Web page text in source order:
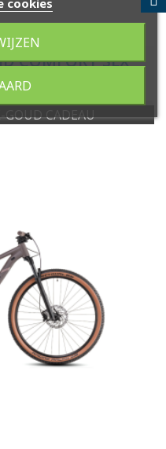
COMFORT SLX
GOUD CADEAU
cookies